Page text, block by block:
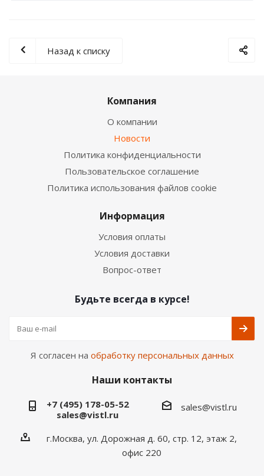
Назад к списку
Компания
О компании
Новости
Политика конфиденциальности
Пользовательское соглашение
Политика использования файлов cookie
Информация
Условия оплаты
Условия доставки
Вопрос-ответ
Будьте всегда в курсе!
Я согласен на обработку персональных данных
Наши контакты
+7 (495) 178-05-52
sales@vistl.ru
sales@vistl.ru
г.Москва, ул. Дорожная д. 60, стр. 12, этаж 2,
офис 220